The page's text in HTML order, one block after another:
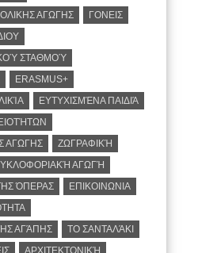
ΑΓΩΓΗΣ
ΓΟΝΕΙΣ
ΣΤΑΘΜΟΎ
ERASMUS+
ΕΥΤΥΧΙΣΜΈΝΑ ΠΑΙΔΙΆ
ΑΓΩΓΗΣ
ΖΩΓΡΑΦΙΚΉ
ΑΓΩΓΉ
ΌΠΕΡΑΣ
ΕΠΙΚΟΙΝΩΝΙΑ
ΑΓΆΠΗΣ
ΤΟ ΣΑΝΤΑΛΆΚΙ
ΑΡΧΙΤΕΚΤΟΝΙΚΉ